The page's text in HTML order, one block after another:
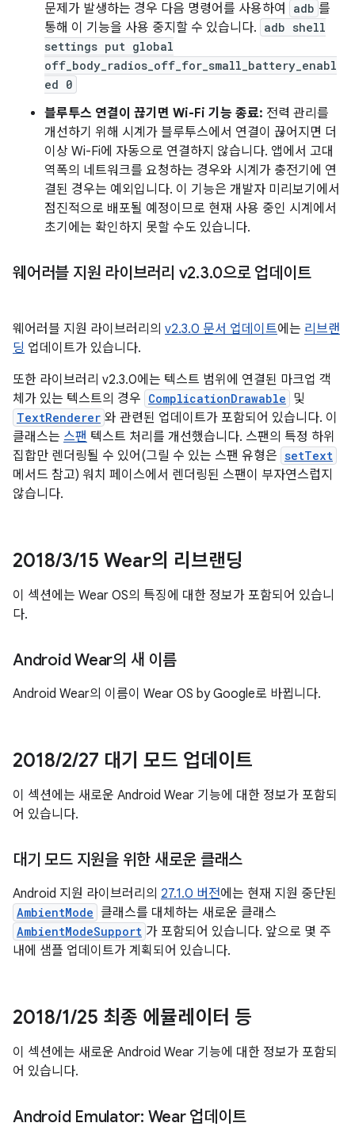
문제가 발생하는 경우 다음 명령어를 사용하여
adb 를
통해 이 기능을 사용 중지할 수 있습니다. adb shell
settings put global
off_body_radios_off_for_small_battery_enabl
ed 0
블루투스 연결이 끊기면 Wi-Fi 기능 종료: 전력 관리를
개선하기 위해 시계가 블루투스에서 연결이 끊어지면 더
이상 Wi-Fi에 자동으로 연결하지 않습니다. 앱에서 고대
역폭의 네트워크를 요청하는 경우와 시계가 충전기에 연
결된 경우는 예외입니다. 이 기능은 개발자 미리보기에서
점진적으로 배포될 예정이므로 현재 사용 중인 시계에서
초기에는 확인하지 못할 수도 있습니다.
웨어러블 지원 라이브러리 v2.3.0으로 업데이트
웨어러블 지원 라이브러리의 v2.3.0 문서 업데이트에는 리브랜
딩 업데이트가 있습니다.
또한 라이브러리 v2.3.0에는 텍스트 범위에 연결된 마크업 객
체가 있는 텍스트의 경우 ComplicationDrawable 및
TextRenderer 와 관련된 업데이트가 포함되어 있습니다. 이
클래스는 스팬 텍스트 처리를 개선했습니다. 스팬의 특정 하위
집합만 렌더링될 수 있어(그릴 수 있는 스팬 유형은 setText
메서드 참고) 워치 페이스에서 렌더링된 스팬이 부자연스럽지
않습니다.
2018/3/15 Wear의 리브랜딩
이 섹션에는 Wear OS의 특징에 대한 정보가 포함되어 있습니
다.
Android Wear의 새 이름
Android Wear의 이름이 Wear OS by Google로 바뀝니다.
2018/2/27 대기 모드 업데이트
이 섹션에는 새로운 Android Wear 기능에 대한 정보가 포함되
어 있습니다.
대기 모드 지원을 위한 새로운 클래스
Android 지원 라이브러리의 27.1.0 버전에는 현재 지원 중단된
AmbientMode 클래스를 대체하는 새로운 클래스
AmbientModeSupport 가 포함되어 있습니다. 앞으로 몇 주
내에 샘플 업데이트가 계획되어 있습니다.
2018/1/25 최종 에뮬레이터 등
이 섹션에는 새로운 Android Wear 기능에 대한 정보가 포함되
어 있습니다.
Android Emulator: Wear 업데이트